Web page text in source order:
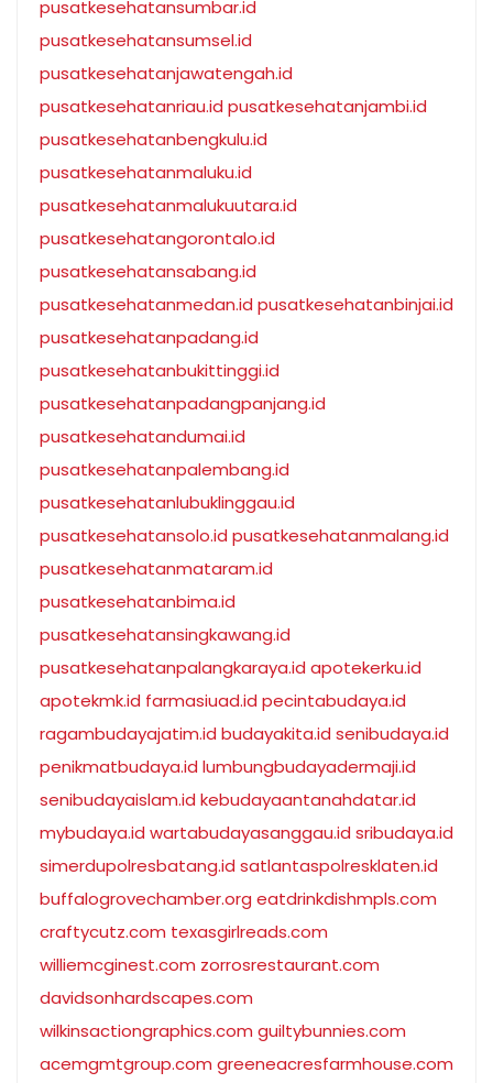
pusatkesehatansumbar.id
pusatkesehatansumsel.id
pusatkesehatanjawatengah.id
pusatkesehatanriau.id pusatkesehatanjambi.id
pusatkesehatanbengkulu.id
pusatkesehatanmaluku.id
pusatkesehatanmalukuutara.id
pusatkesehatangorontalo.id
pusatkesehatansabang.id
pusatkesehatanmedan.id pusatkesehatanbinjai.id
pusatkesehatanpadang.id
pusatkesehatanbukittinggi.id
pusatkesehatanpadangpanjang.id
pusatkesehatandumai.id
pusatkesehatanpalembang.id
pusatkesehatanlubuklinggau.id
pusatkesehatansolo.id pusatkesehatanmalang.id
pusatkesehatanmataram.id
pusatkesehatanbima.id
pusatkesehatansingkawang.id
pusatkesehatanpalangkaraya.id apotekerku.id
apotekmk.id farmasiuad.id pecintabudaya.id
ragambudayajatim.id budayakita.id senibudaya.id
penikmatbudaya.id lumbungbudayadermaji.id
senibudayaislam.id kebudayaantanahdatar.id
mybudaya.id wartabudayasanggau.id sribudaya.id
simerdupolresbatang.id satlantaspolresklaten.id
buffalogrovechamber.org eatdrinkdishmpls.com
craftycutz.com texasgirlreads.com
williemcginest.com zorrosrestaurant.com
davidsonhardscapes.com
wilkinsactiongraphics.com guiltybunnies.com
acemgmtgroup.com greeneacresfarmhouse.com